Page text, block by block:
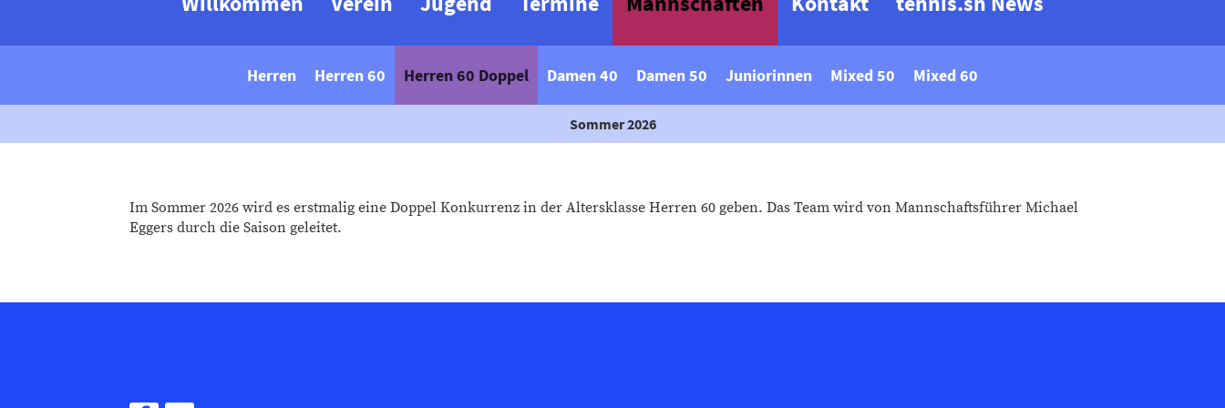
Herren Herren 60 Herren 60 Doppel Damen 40 Damen 50 Juniorinnen Mixed 50 Mixed 60
Sommer 2026
Im Sommer 2026 wird es erstmalig eine Doppel Konkurrenz in der Altersklasse Herren 60 geben. Das Team wird von Mannschaftsführer Michael
Eggers durch die Saison geleitet.